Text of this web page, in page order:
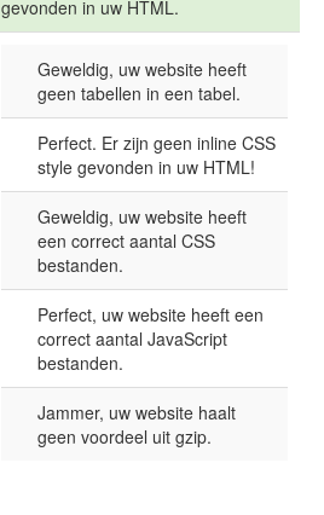
gevonden in uw HTML.
Geweldig, uw website heeft
geen tabellen in een tabel.
Perfect. Er zijn geen inline CSS
style gevonden in uw HTML!
Geweldig, uw website heeft
een correct aantal CSS
bestanden.
Perfect, uw website heeft een
correct aantal JavaScript
bestanden.
Jammer, uw website haalt
geen voordeel uit gzip.